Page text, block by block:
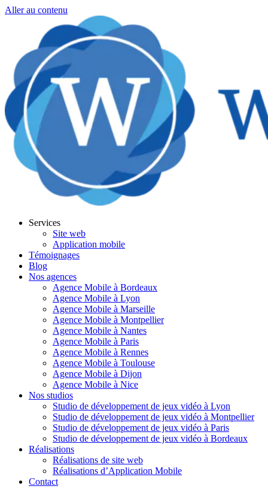
Aller au contenu
Services
Site web
Application mobile
Témoignages
Blog
Nos agences
Agence Mobile à Bordeaux
Agence Mobile à Lyon
Agence Mobile à Marseille
Agence Mobile à Montpellier
Agence Mobile à Nantes
Agence Mobile à Paris
Agence Mobile à Rennes
Agence Mobile à Toulouse
Agence Mobile à Dijon
Agence Mobile à Nice
Nos studios
Studio de développement de jeux vidéo à Lyon
Studio de développement de jeux vidéo à Montpellier
Studio de développement de jeux vidéo à Paris
Studio de développement de jeux vidéo à Bordeaux
Réalisations
Réalisations de site web
Réalisations d’Application Mobile
Contact